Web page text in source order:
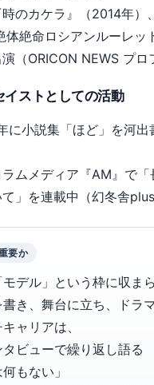
のカケラ』（2014年）
体絶命ロシアンルーレッ
（ORICON NEWS プロ
イストとしての活動
に小説集「ほど」を河出
ムメディア『AM』で「
て」を連載中（幻冬舎
要か
デル」という枠に収まら
き、舞台に立ち、ドラマ
ャリアは、
ビューで繰り返し語る
もない」